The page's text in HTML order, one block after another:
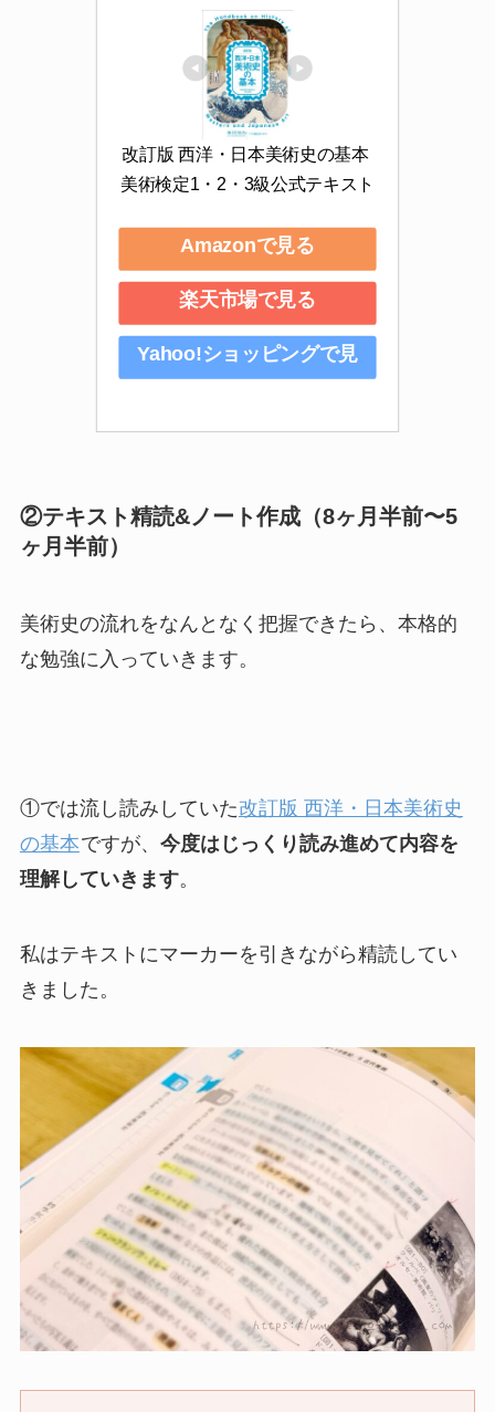
改訂版 西洋・日本美術史の基本
美術検定1・2・3級公式テキスト
Amazonで見る
楽天市場で見る
Yahoo!ショッピングで見
②テキスト精読&ノート作成（8ヶ月半前〜5
ヶ月半前）
美術史の流れをなんとなく把握できたら、本格的
な勉強に入っていきます。
①では流し読みしていた改訂版 西洋・日本美術史
の基本ですが、 今度はじっくり読み進めて内容を
理解していきます。
私はテキストにマーカーを引きながら精読してい
きました。